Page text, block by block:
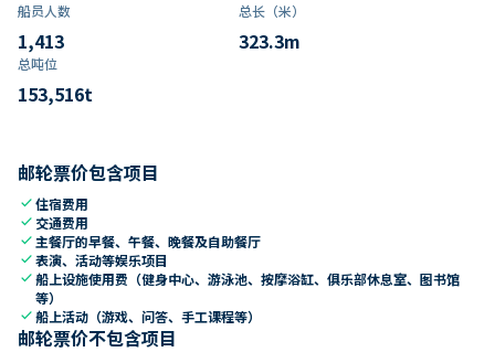
船员人数
1,413
总长（米）
323.3m
总吨位
153,516t
邮轮票价包含项目
check住宿费用
check 交通费用
check 主餐厅的早餐、午餐、晚餐及自助餐厅
check表演、活动等娱乐项目
check船上设施使用费（健身中心、游泳池、按摩浴缸、俱乐部休息室、图书馆
等）
check船上活动（游戏、问答、手工课程等）
邮轮票价不包含项目